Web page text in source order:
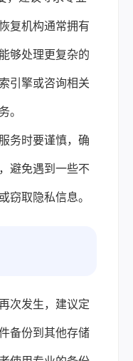
复机构通常拥有
够处理更复杂的
引擎或咨询相关
。
务时要谨慎，确
避免遇到一些不
窃取隐私信息。
次发生，建议定
备份到其他存储